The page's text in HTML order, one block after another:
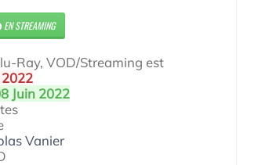
EN STREAMING
Ray, VOD/Streaming est
Juin 2022
Vanier